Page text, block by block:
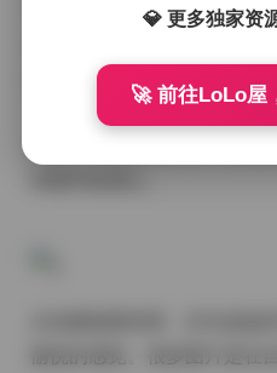
风格主要以清新、甜美为主
处理，色彩饱满而不刺眼，
一种舒适又高级的视觉享受
💎 更多独家资
🚀 前往LoLo屋